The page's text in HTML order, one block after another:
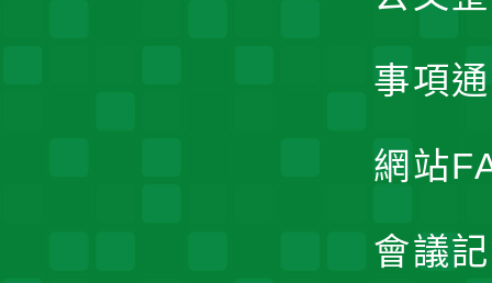
事項
網站
會議